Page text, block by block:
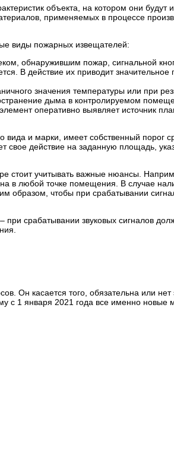
объекта, на котором они будут
применяемых в процессе
виды пожарных извещателей:
обнаружившим пожар, сигнальной
В действие их приводит
значения температуры или при
дыма в контролируемом
оперативно выявляет источник
и марки, имеет собственный порог
свое действие на заданную площадь,
стоит учитывать важные нюансы.
в любой точке помещения. В случае
образом, чтобы при срабатывании
срабатывании звуковых сигналов
Он касается того, обязательна или
с 1 января 2021 года все именно